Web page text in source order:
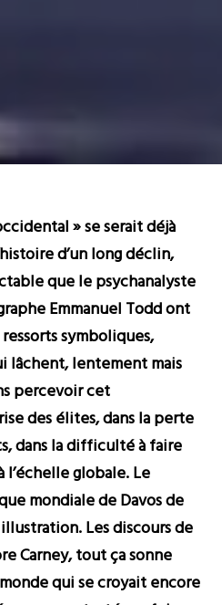
» se serait déjà
d’un long déclin,
que le psychanalyste
Emmanuel Todd ont
symboliques,
lâchent, lentement mais
percevoir cet
des élites, dans la perte
dans la difficulté à faire
globale.Le
mondiale de Davos de
Les discours de
Carney, tout ça sonne
qui se croyait encore